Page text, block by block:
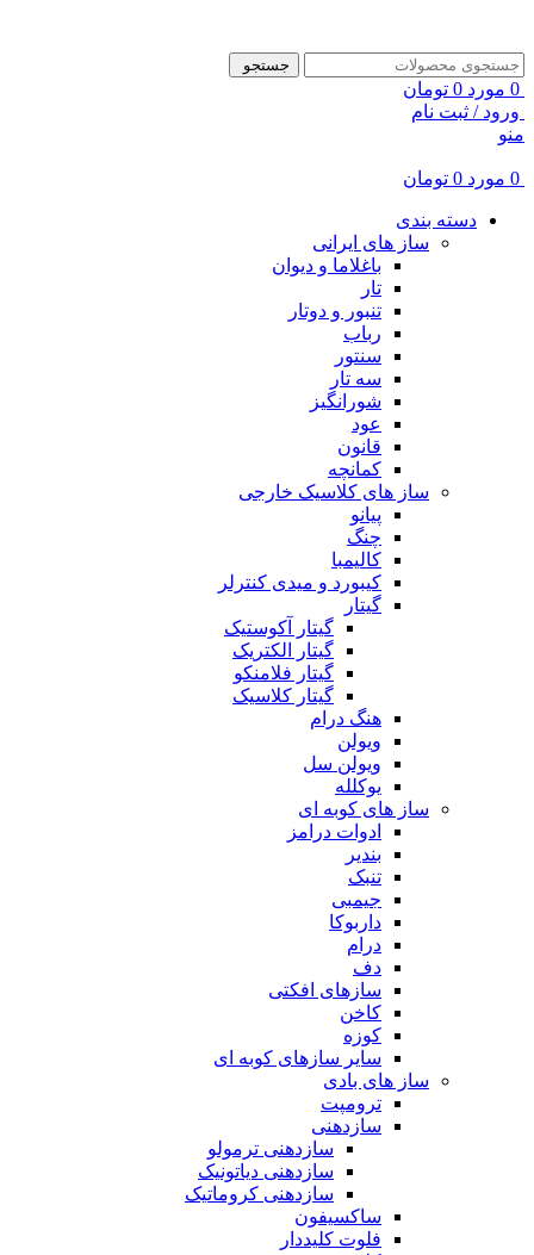
جستجو
0 مورد 0 تومان
ورود / ثبت نام
منو
0 مورد 0 تومان
دسته بندی
ساز های ایرانی
باغلاما و دیوان
تار
تنبور و دوتار
رباب
سنتور
سه تار
شورانگیز
عود
قانون
کمانچه
ساز های کلاسیک خارجی
پیانو
چنگ
کالیمبا
کیبورد و میدی کنترلر
گیتار
گیتار آکوستیک
گیتار الکتریک
گیتار فلامنکو
گیتار کلاسیک
هنگ درام
ویولن
ویولن سل
یوکلله
ساز های کوبه ای
ادوات درامز
بندیر
تنبک
جیمبی
داربوکا
درام
دف
سازهای افکتی
کاخن
کوزه
سایر سازهای کوبه ای
ساز های بادی
ترومپت
سازدهنی
سازدهنی ترمولو
سازدهنی دیاتونیک
سازدهنی کروماتیک
ساکسیفون
فلوت کلیددار